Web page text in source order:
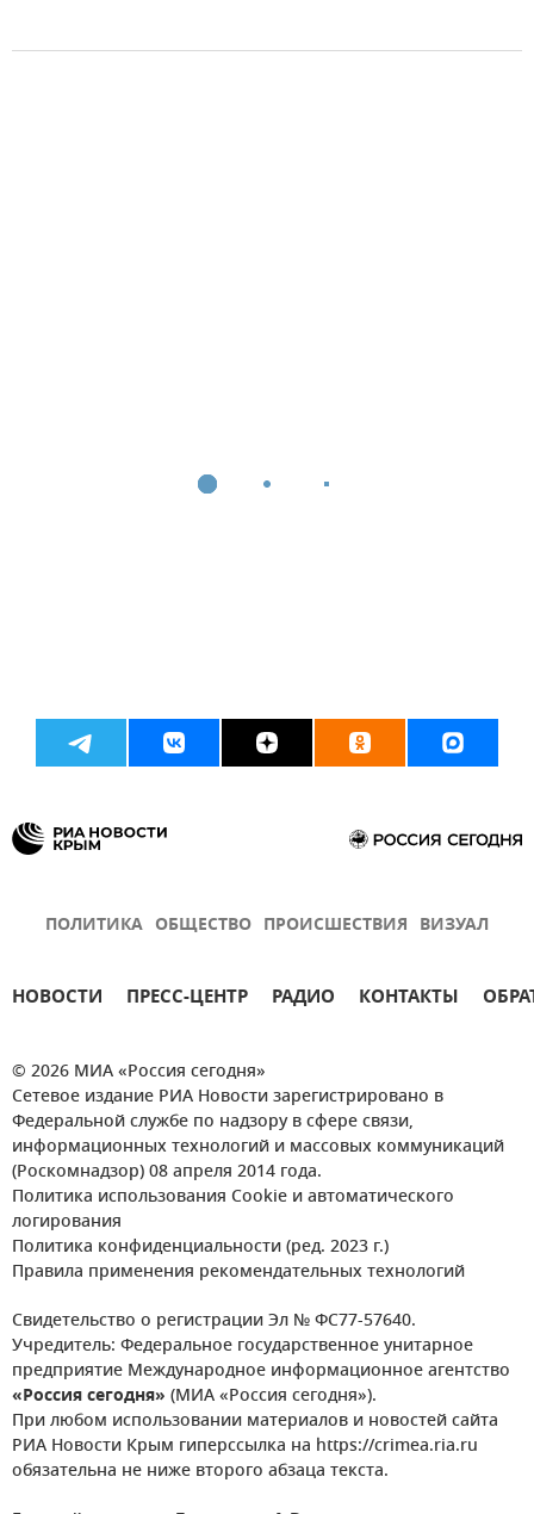
ПОЛИТИКА ОБЩЕСТВО ПРОИСШЕСТВИЯ ВИЗУАЛ
НОВОСТИ ПРЕСС-ЦЕНТР РАДИО КОНТАКТЫ
© 2026 МИА «Россия сегодня»
Сетевое издание РИА Новости зарегистрировано в
Федеральной службе по надзору в сфере связи,
информационных технологий и массовых коммуникаций
(Роскомнадзор) 08 апреля 2014 года.
Политика использования Cookie и автоматического
логирования
Политика конфиденциальности (ред. 2023 г.)
Правила применения рекомендательных технологий
Свидетельство о регистрации Эл № ФС77-57640.
Учредитель: Федеральное государственное унитарное
предприятие Международное информационное агентство
«Россия сегодня» (МИА «Россия сегодня»).
При любом использовании материалов и новостей сайта
РИА Новости Крым гиперссылка на https://crimea.ria.ru
обязательна не ниже второго абзаца текста.